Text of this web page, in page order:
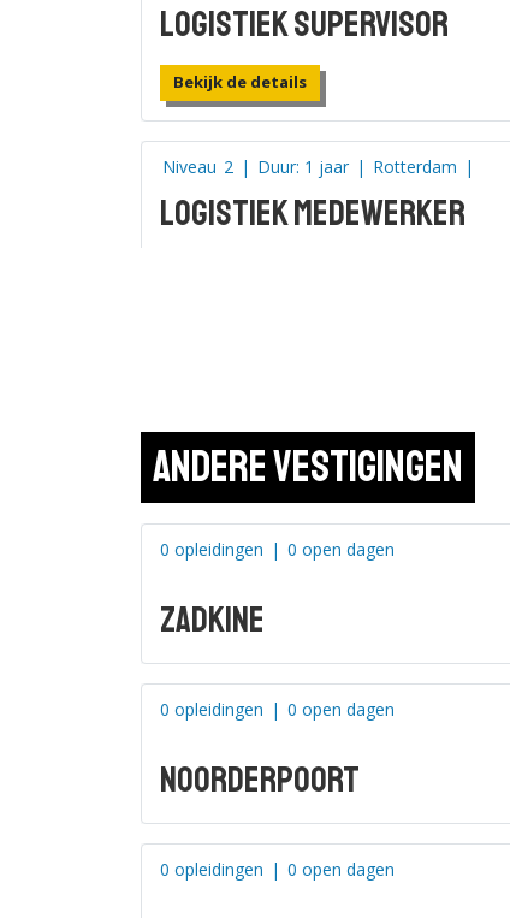
Logistiek supervisor
Bekijk de details
Niveau 2 | Duur: 1 jaar | Rotterdam |
Logistiek medewerker
Bekijk de details
Niveau4|Duur: 4 jaar|Rotterdam
Planner wegtransport
Andere vestigingen
0 opleidingen | 0 open dagen
Zadkine
0 opleidingen | 0 open dagen
Noorderpoort
0 opleidingen | 0 open dagen